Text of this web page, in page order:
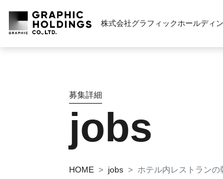
株式会社グラフィックホールディ
募集詳細
jobs
HOME jobs ホテル内レストランの